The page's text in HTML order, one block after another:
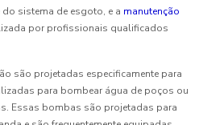
sistema de esgoto, e a manutenção
por profissionais qualificados
são projetadas especificamente para
para bombear água de poços ou
Essas bombas são projetadas para